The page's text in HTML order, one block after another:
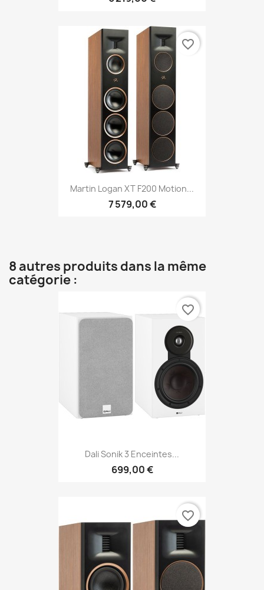
Martin Logan XT F200 Motion...
7 579,00 €
favorite_border
8 autres produits dans la même
catégorie :
Dali Sonik 3 Enceintes...
699,00 €
favorite_border
favorite_border